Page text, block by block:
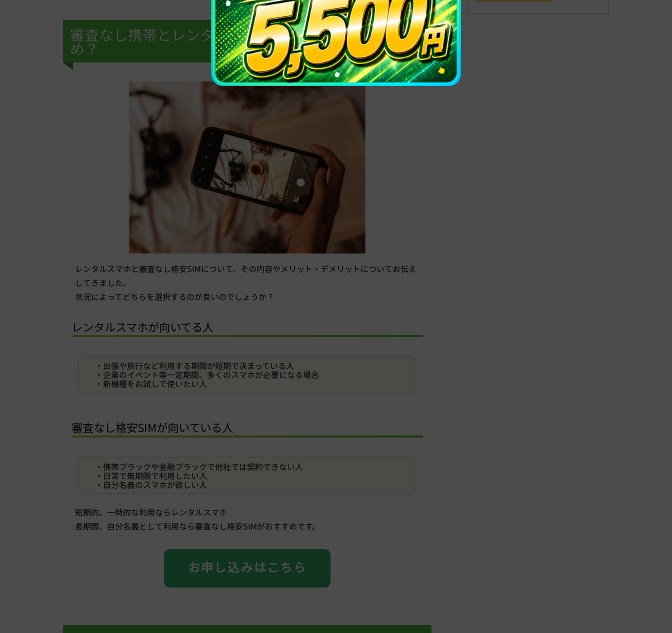
審査なし携帯とレンタル携帯の違い。どっちがおすす
め？
レンタルスマホと審査なし格安SIMについて、その内容やメリット・デメリットについてお伝え
してきました。
状況によってどちらを選択するのが良いのでしょうか？
レンタルスマホが向いてる人
・出張や旅行など利用する期間が短期で決まっている人
・企業のイベント等一定期間、多くのスマホが必要になる場合
・新機種をお試しで使いたい人
審査なし格安SIMが向いている人
・携帯ブラックや金融ブラックで他社では契約できない人
・日常で無期限で利用したい人
・自分名義のスマホが欲しい人
短期的、一時的な利用ならレンタルスマホ
長期間、自分名義として利用なら審査なし格安SIMがおすすめです。
お申し込みはこちら